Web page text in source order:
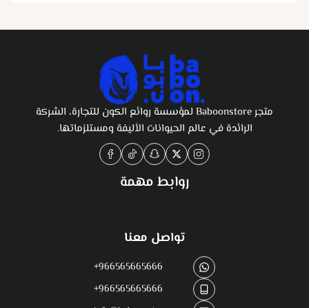
متجر Baboonstore لمؤسسة روائع الكون للتجارة، الشركة
الرائدة في عالم الحيوانات الأليفة ومستلزماتها.
روابط مهمة
تواصل معنا
+966565665666
+966565665666